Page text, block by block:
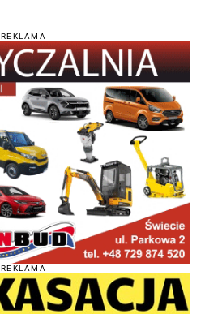
REKLAMA
REKLAMA